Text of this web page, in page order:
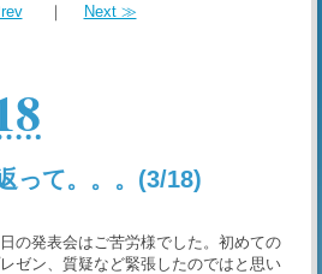
｜ Next ≫
って。。。(3/18)
の発表会はご苦労様でした。初めての
ゼン、質疑など緊張したのではと思い